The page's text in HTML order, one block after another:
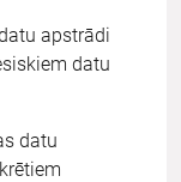
apstrādi
datu
datu